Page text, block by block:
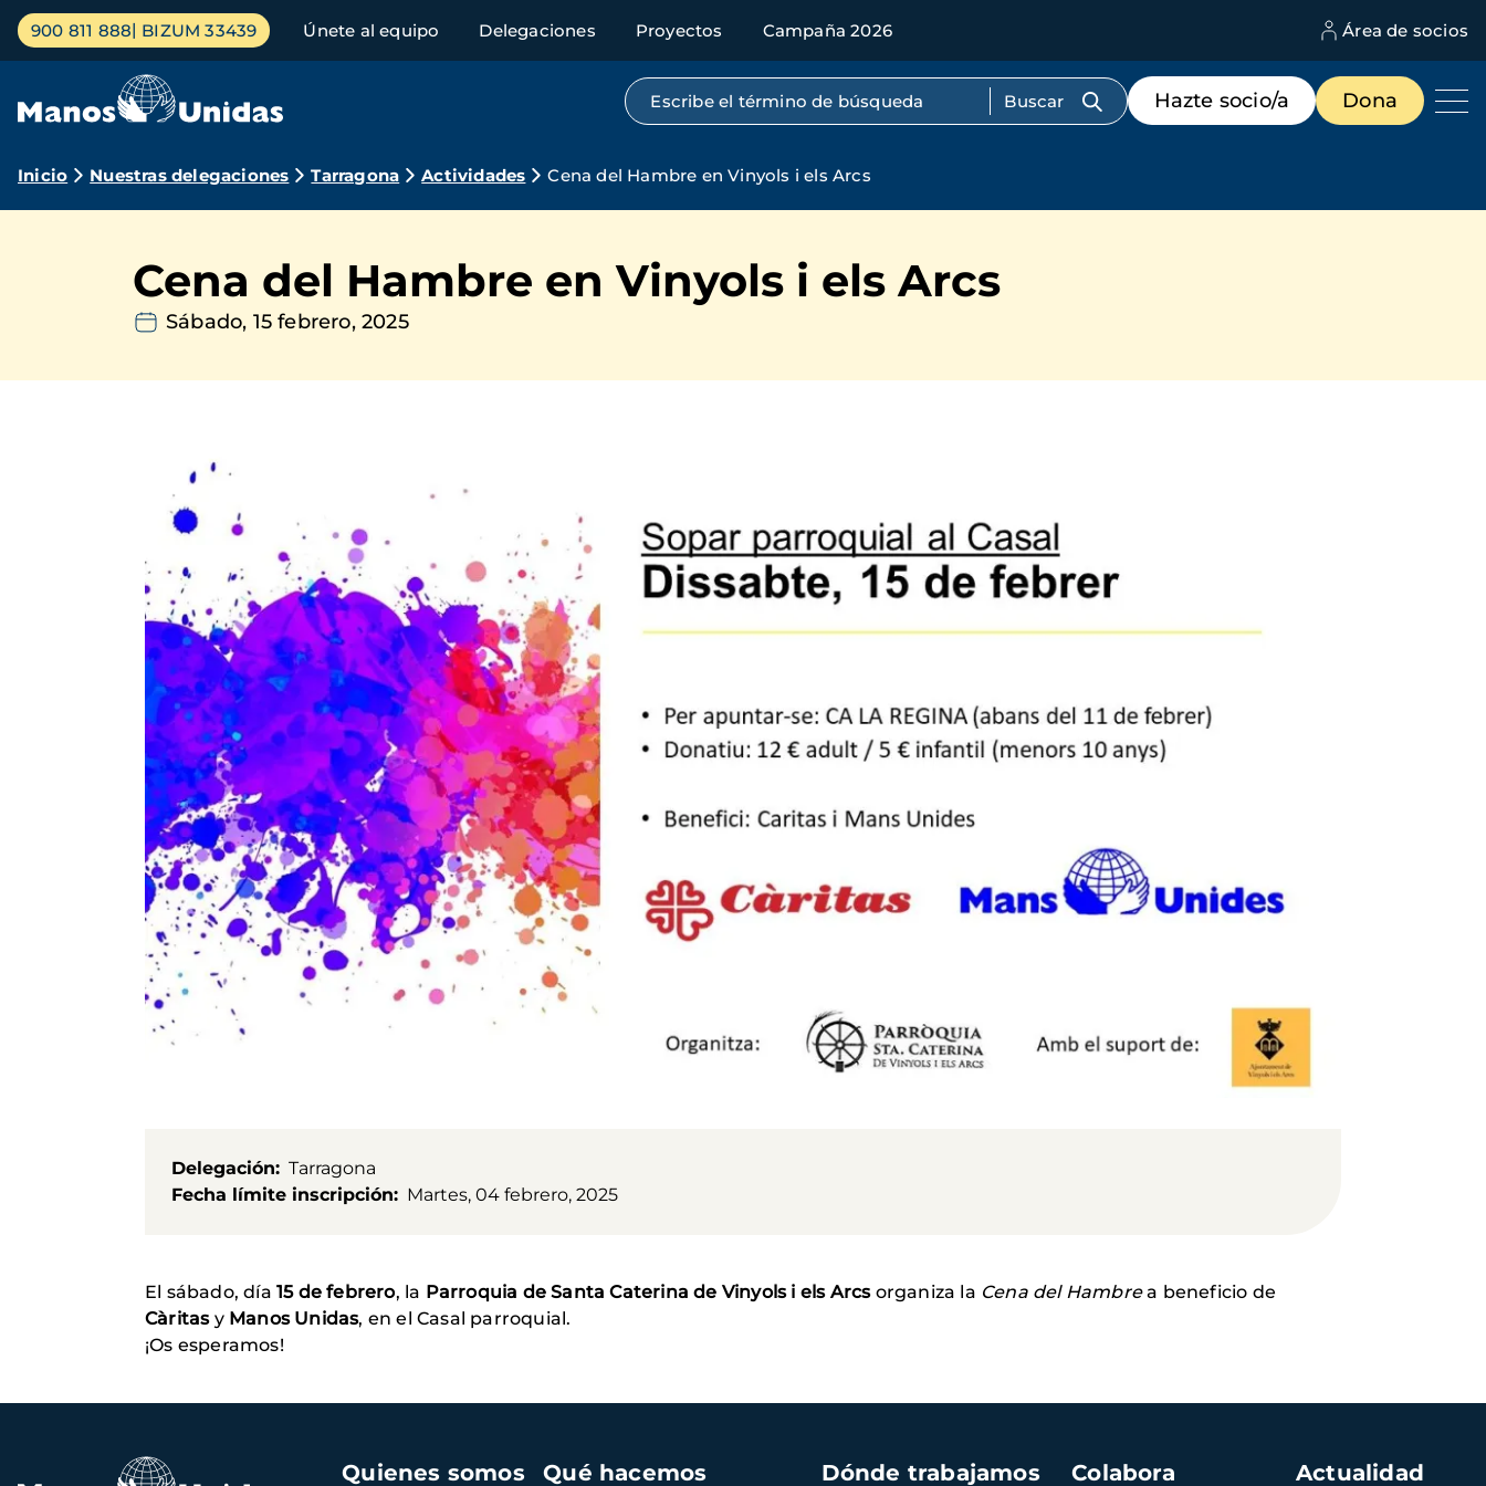
Pasar
contenido
Menú
principal
900 811 888 BIZUM 33439 Únete al equipo Delegaciones Proyectos Campaña 2026 Área de socios
Búsqueda por texto completo
Menú
de
destacados
Hazte socio/a Dona
Ruta
navegación
Inicio Nuestras delegaciones Tarragona Actividades Cena del Hambre en Vinyols i els Arcs
Cena del Hambre en Vinyols i els Arcs
Sábado, 15 febrero, 2025
Delegación
Tarragona
Fecha límite inscripción
Martes, 04 febrero, 2025
El sábado, día 15 de febrero, la Parroquia de Santa Caterina de Vinyols i els Arcsorganiza la Cena del Hambrea beneficio de
Càritasy Manos Unidas, en el Casal parroquial.
¡Os esperamos!
Navegación
Quienes somos Qué hacemos Dónde trabajamos Colabora Actualidad